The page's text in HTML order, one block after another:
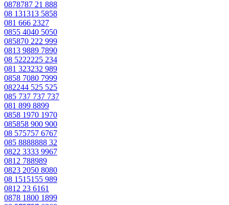
0878787 21 888
08 131313 5858
081 666 2327
0855 4040 5050
085870 222 999
0813 9889 7890
08 5222225 234
081 323232 989
0858 7080 7999
082244 525 525
085 737 737 737
081 899 8899
0858 1970 1970
085858 900 900
08 575757 6767
085 8888888 32
0822 3333 9967
0812 788989
0823 2050 8080
08 1515155 989
0812 23 6161
0878 1800 1899